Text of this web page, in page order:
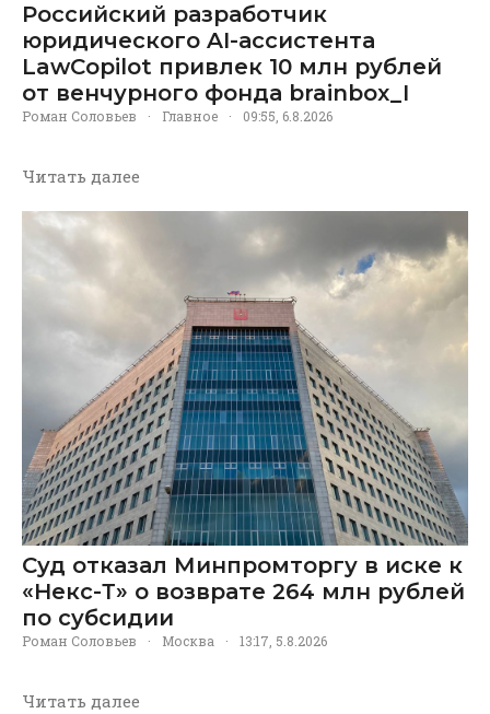
Российский разработчик
юридического AI-ассистента
LawCopilot привлек 10 млн рублей
от венчурного фонда brainbox_I
Роман Соловьев · Главное · 09:55, 6.8.2026
Читать далее
Суд отказал Минпромторгу в иске к
«Некс-Т» о возврате 264 млн рублей
по субсидии
Роман Соловьев · Москва · 13:17, 5.8.2026
Читать далее